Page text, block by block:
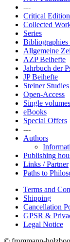
---
Critical
Collected
Series
Bibliographies
Allgemeine
AZP Beihefte
Jahrbuch der
JP Beihefte
Steiner Studies
Open-Access
Single volumes
eBooks
Special Offers
---
Authors
Publishing
Links / Partner
Paths to
Terms and
Shipping
Cancellation
GPSR &
Legal Notice